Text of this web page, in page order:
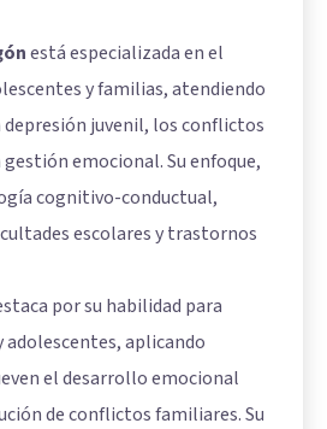
está especializada en el
y familias, atendiendo
juvenil, los conflictos
emocional. Su enfoque,
cognitivo-conductual,
escolares y trastornos
por su habilidad para
aplicando
el desarrollo emocional
de conflictos familiares. Su